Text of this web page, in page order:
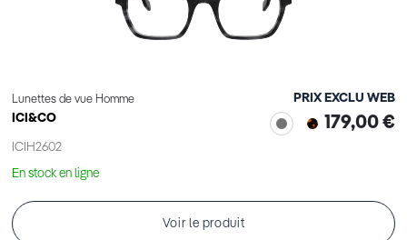
Lunettes de vue Homme
ICI&CO
ICIH2602
PRIX EXCLU WEB
179,00 €
En stock en ligne
Voir le produit